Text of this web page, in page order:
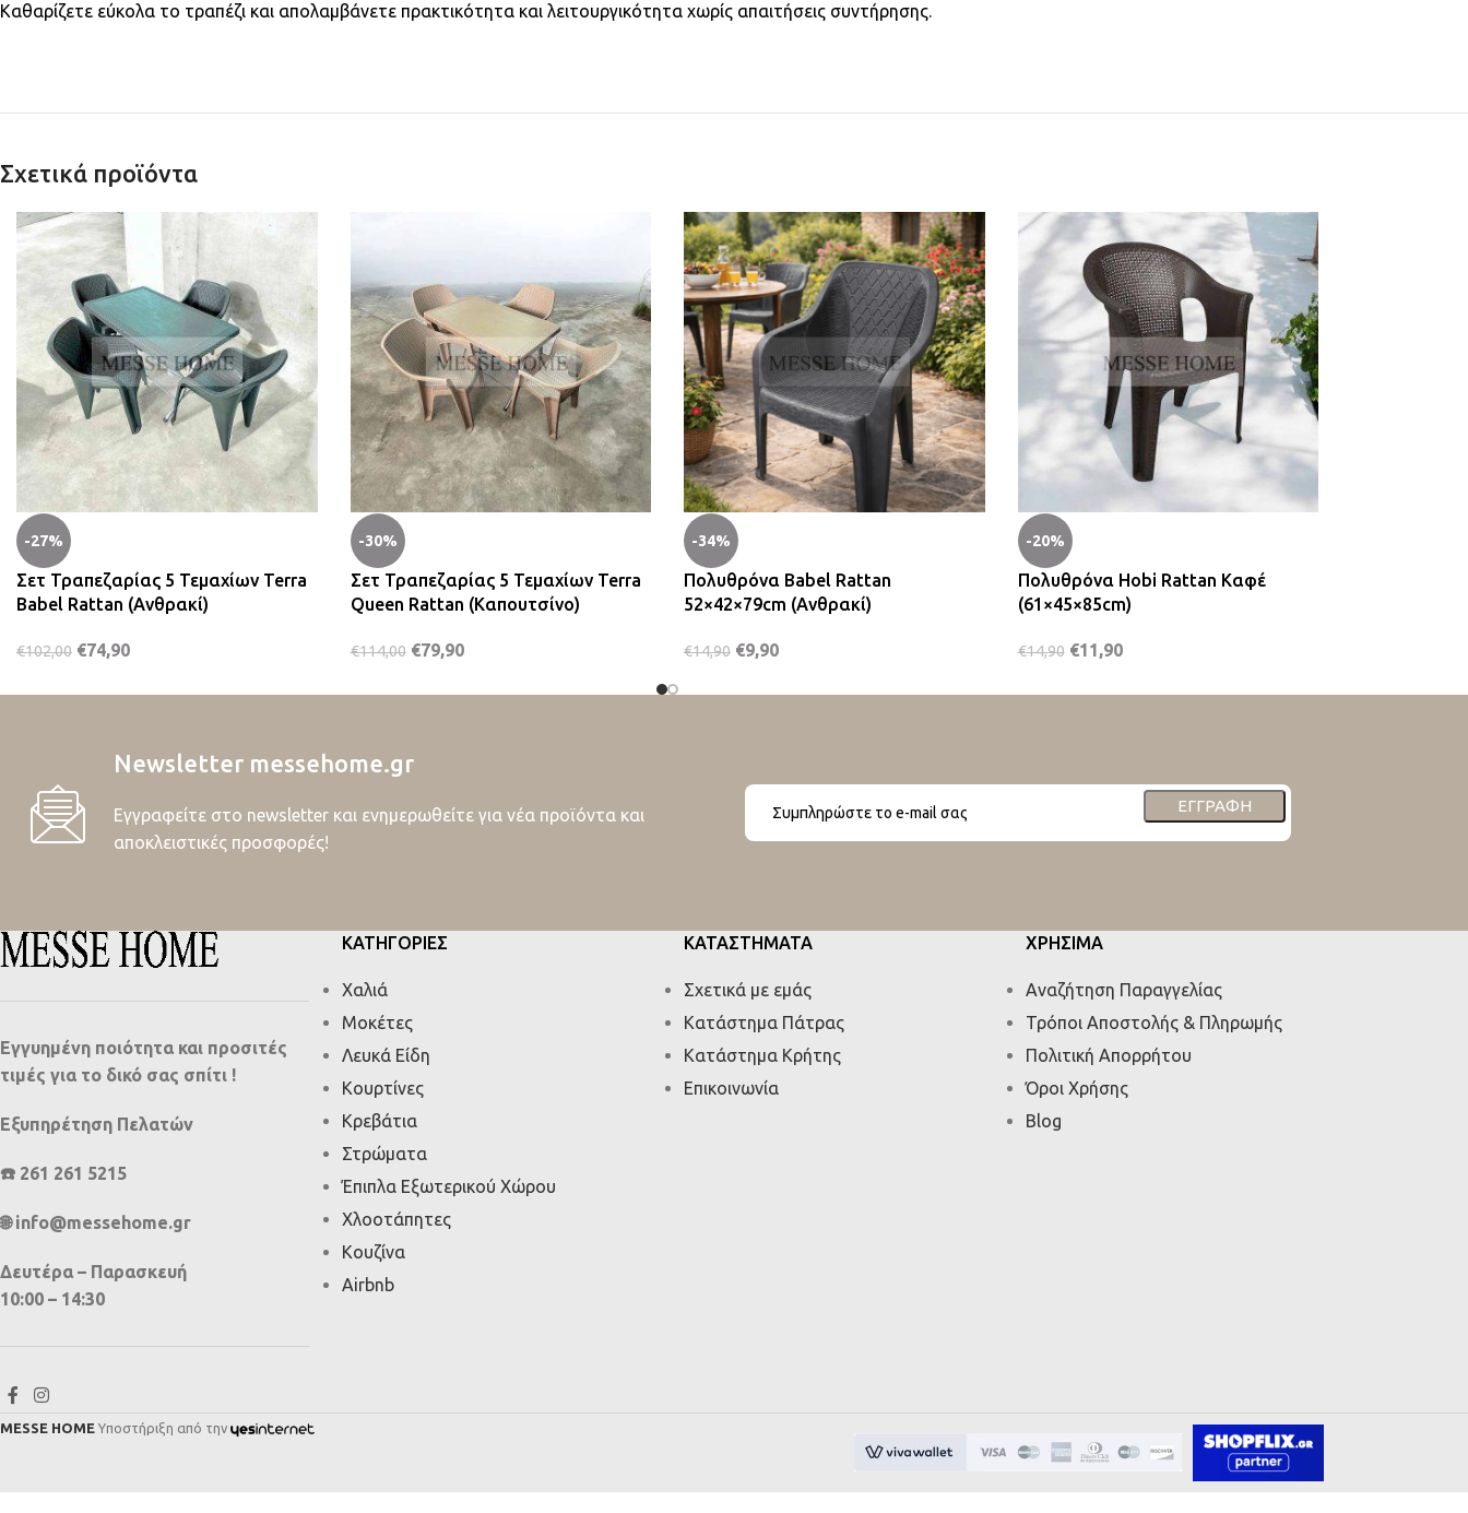
Καθαρίζετε εύκολα το τραπέζι και απολαμβάνετε πρακτικότητα και λειτουργικότητα χωρίς απαιτήσεις συντήρησης.
Σχετικά προϊόντα
-27%
Σετ Τραπεζαρίας 5 Τεμαχίων Terra
Babel Rattan (Ανθρακί)
€102,00 €74,90
-30%
Σετ Τραπεζαρίας 5 Τεμαχίων Terra
Queen Rattan (Καπουτσίνο)
€114,00 €79,90
-34%
Πολυθρόνα Babel Rattan
52×42×79cm (Ανθρακί)
€14,90 €9,90
-20%
Πολυθρόνα Hobi Rattan Καφέ
(61×45×85cm)
€14,90 €11,90
Newsletter messehome.gr
Εγγραφείτε στο newsletter και ενημερωθείτε για νέα προϊόντα και
αποκλειστικές προσφορές!
ΕΓΓΡΑΦΉ
Εγγυημένη ποιότητα και προσιτές
τιμές για το δικό σας σπίτι !
Εξυπηρέτηση Πελατών
☎️ 261 261 5215
🌐 info@messehome.gr
Δευτέρα – Παρασκευή
10:00 – 14:30
ΚΑΤΗΓΟΡΙΕΣ
Χαλιά
Μοκέτες
Λευκά Είδη
Κουρτίνες
Κρεβάτια
Στρώματα
Έπιπλα Εξωτερικού Χώρου
Χλοοτάπητες
Κουζίνα
Airbnb
ΚΑΤΑΣΤΗΜΑΤΑ
Σχετικά με εμάς
Κατάστημα Πάτρας
Κατάστημα Κρήτης
Επικοινωνία
ΧΡΗΣΙΜΑ
Αναζήτηση Παραγγελίας
Τρόποι Αποστολής & Πληρωμής
Πολιτική Απορρήτου
Όροι Χρήσης
Blog
MESSE HOME Υποστήριξη από την